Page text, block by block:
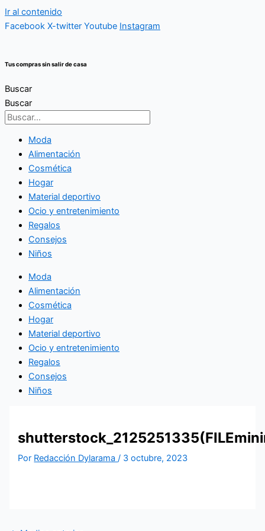
Ir al contenido
Facebook X-twitter Youtube Instagram
Tus compras sin salir de casa
Buscar
Buscar
Moda
Alimentación
Cosmética
Hogar
Material deportivo
Ocio y entretenimiento
Regalos
Consejos
Niños
Moda
Alimentación
Cosmética
Hogar
Material deportivo
Ocio y entretenimiento
Regalos
Consejos
Niños
Por Redacción Dylarama/ 3 octubre, 2023